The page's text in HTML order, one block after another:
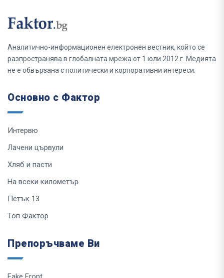
Аналитично-информационен електронен вестник, който се
разпространява в глобалната мрежа от 1 юли 2012 г. Медията
не е обвързана с политически и корпоративни интереси.
Основно с Фактор
Интервю
Лачени цървули
Хляб и пасти
На всеки километър
Петък 13
Топ Фактор
Препоръчваме Ви